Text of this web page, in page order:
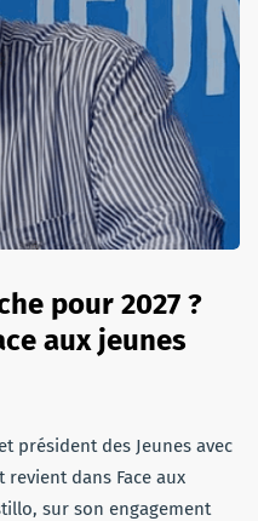
pour 2027 ?
aux jeunes
président des Jeunes avec
revient dans Face aux
sur son engagement